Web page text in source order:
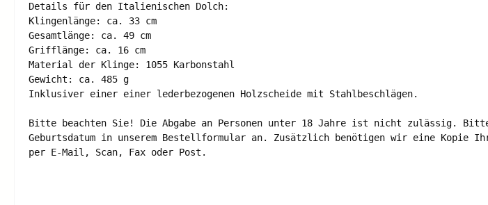
Details für den Italienischen Dolch:
Klingenlänge: ca. 33 cm
Gesamtlänge: ca. 49 cm
Grifflänge: ca. 16 cm
Material der Klinge: 1055 Karbonstahl
Gewicht: ca. 485 g
Inklusiver einer einer lederbezogenen Holzscheide mit Stahlbeschlägen.
Bitte beachten Sie! Die Abgabe an Personen unter 18 Jahre ist nicht zulässig.
Geburtsdatum in unserem Bestellformular an. Zusätzlich benötigen wir eine Kopie